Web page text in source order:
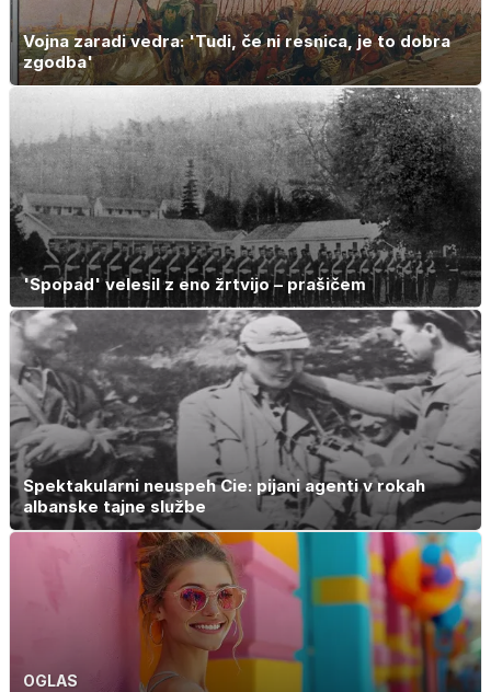
Vojna zaradi vedra: 'Tudi, če ni resnica, je to dobra
zgodba'
'Spopad' velesil z eno žrtvijo – prašičem
Spektakularni neuspeh Cie: pijani agenti v rokah
albanske tajne službe
OGLAS